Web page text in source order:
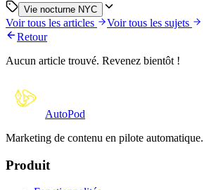
Vie nocturne NYC
Voir tous les articles
Voir tous les sujets
Retour
Aucun article trouvé. Revenez bientôt !
AutoPod
Marketing de contenu en pilote automatique.
Produit